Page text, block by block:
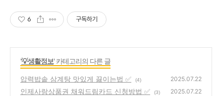
6 구독하기
'💡생활정보' 카테고리의 다른 글
압력밥솥 삼계탕 맛있게 끓이는법 ✅ (4) 2025.07.22
인제사랑상품권 채워드림카드 신청방법 ✅ (3) 2025.07.22